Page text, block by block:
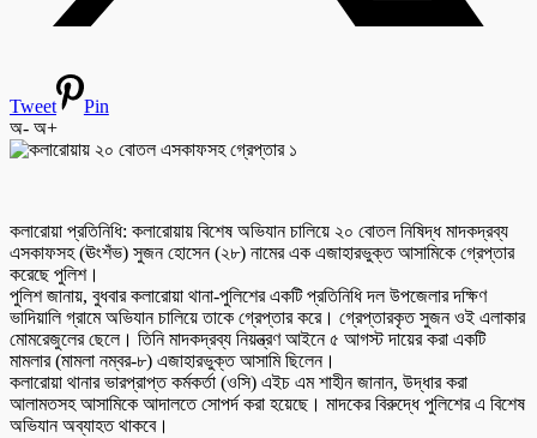
Tweet
Pin
অ- অ+
কলারোয়া প্রতিনিধি: কলারোয়ায় বিশেষ অভিযান চালিয়ে ২০ বোতল নিষিদ্ধ মাদকদ্রব্য
এসকাফসহ (ঊংশঁভ) সুজন হোসেন (২৮) নামের এক এজাহারভুক্ত আসামিকে গ্রেপ্তার
করেছে পুলিশ।
পুলিশ জানায়, বুধবার কলারোয়া থানা-পুলিশের একটি প্রতিনিধি দল উপজেলার দক্ষিণ
ভাদিয়ালি গ্রামে অভিযান চালিয়ে তাকে গ্রেপ্তার করে। গ্রেপ্তারকৃত সুজন ওই এলাকার
মোমরেজুলের ছেলে। তিনি মাদকদ্রব্য নিয়ন্ত্রণ আইনে ৫ আগস্ট দায়ের করা একটি
মামলার (মামলা নম্বর-৮) এজাহারভুক্ত আসামি ছিলেন।
কলারোয়া থানার ভারপ্রাপ্ত কর্মকর্তা (ওসি) এইচ এম শাহীন জানান, উদ্ধার করা
আলামতসহ আসামিকে আদালতে সোপর্দ করা হয়েছে। মাদকের বিরুদ্ধে পুলিশের এ বিশেষ
অভিযান অব্যাহত থাকবে।